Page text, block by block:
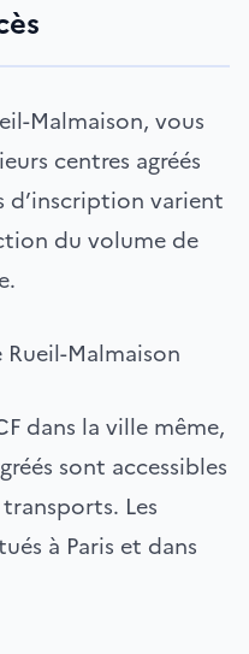
Malmaison, vous
centres agréés
d’inscription varient
du volume de
Rueil-Malmaison
dans la ville même,
sont accessibles
Les
à Paris et dans